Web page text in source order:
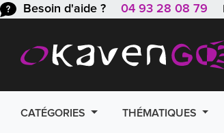
Besoin d'aide ? 04 93 28 08 79
CATÉGORIES THÉMATIQUES